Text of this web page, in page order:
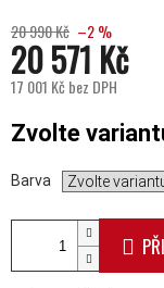
20 990 Kč –2 %
20 571 Kč
17 001 Kč bez DPH
Zvolte
Barva